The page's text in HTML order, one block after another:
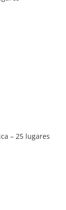
– 25 lugares